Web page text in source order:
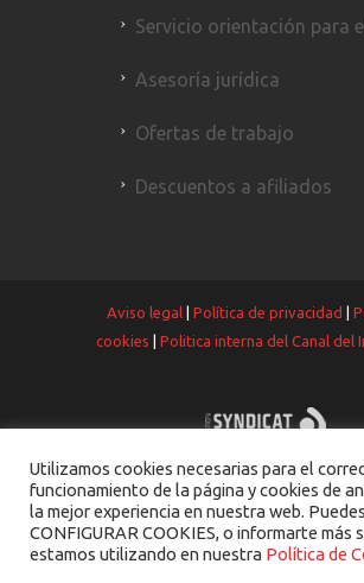
Servicio orientación para
Asesoría jurídica
Ofertas de trabajo
Descuentos a afiliados
Aviso legal| Política de privacidad
cookies
Politica interna del Canal del
Utilizamos cookies necesarias para el
funcionamiento de la página y cookies de
la mejor experiencia en nuestra web.
CONFIGURAR COOKIES, o informarte más
estamos utilizando en nuestra Política de